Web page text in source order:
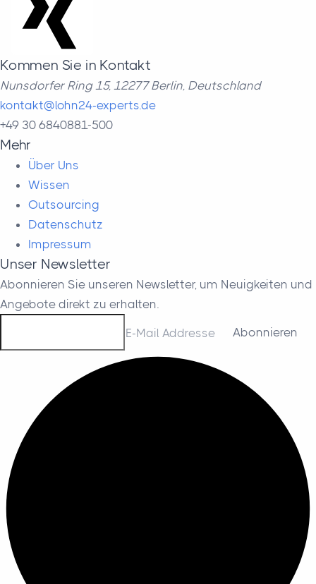
Kommen Sie in Kontakt
Nunsdorfer Ring 15, 12277 Berlin, Deutschland
kontakt@lohn24-experts.de
+49 30 6840881-500
Mehr
Über Uns
Wissen
Outsourcing
Datenschutz
Impressum
Unser Newsletter
Abonnieren Sie unseren Newsletter, um Neuigkeiten und
Angebote direkt zu erhalten.
E-Mail Addresse